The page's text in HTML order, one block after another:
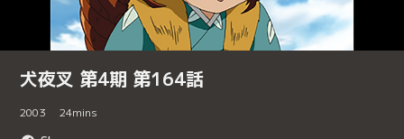
犬夜叉 第4期 第164話
2003 24mins